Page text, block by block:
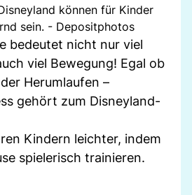
können für Kinder
sein. - Depositphotos
bedeutet nicht nur viel
viel Bewegung! Egal ob
Herumlaufen –
gehört zum Disneyland-
Kindern leichter, indem
spielerisch trainieren.